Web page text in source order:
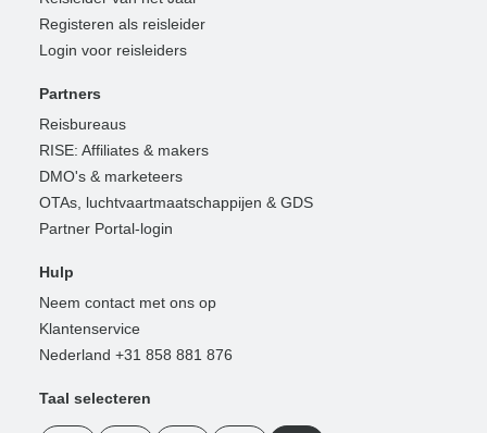
Registeren als reisleider
Login voor reisleiders
Partners
Reisbureaus
RISE: Affiliates & makers
DMO's & marketeers
OTAs, luchtvaartmaatschappijen & GDS
Partner Portal-login
Hulp
Neem contact met ons op
Klantenservice
Nederland +31 858 881 876
Taal selecteren